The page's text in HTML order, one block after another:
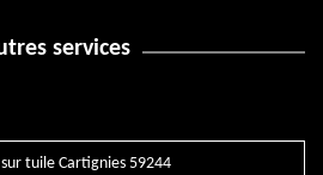
services
tuile Cartignies 59244